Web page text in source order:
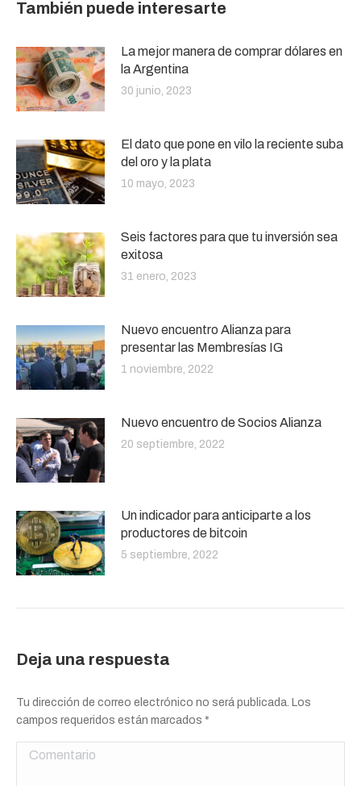
También puede interesarte
La mejor manera de comprar dólares en
la Argentina
30 junio, 2023
El dato que pone en vilo la reciente suba
del oro y la plata
10 mayo, 2023
Seis factores para que tu inversión sea
exitosa
31 enero, 2023
Nuevo encuentro Alianza para
presentar las Membresías IG
1 noviembre, 2022
Nuevo encuentro de Socios Alianza
20 septiembre, 2022
Un indicador para anticiparte a los
productores de bitcoin
5 septiembre, 2022
Deja una respuesta
Tu dirección de correo electrónico no será publicada. Los
campos requeridos están marcados *
Comentario